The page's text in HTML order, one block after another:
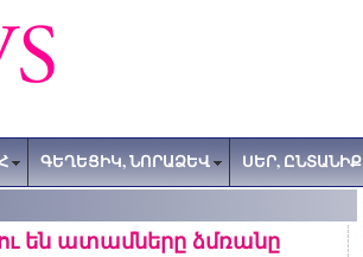
ԳԵՂԵՑԻԿ, ՆՈՐԱՁԵՎ ՍԵՐ, ԸՆՏԱՆԻՔ
են ատամները ձմռանը